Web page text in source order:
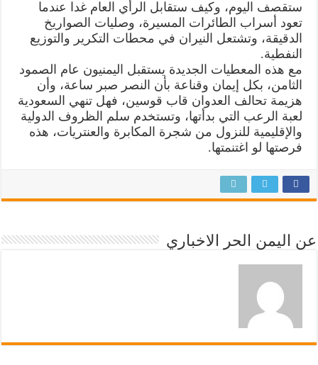
ستقصف اليوم، وكيف ستقابل الرأي العام غدا عندما
تعود أسراب الطائرات المسيرة، وصليات الصواريخ
الدقيقة، وتشتعل النيران في محطات التكرير والتوزيع
النفطية.
مع هذه المعطيات الجديدة يستقبل اليمنيون عام الصمود
الثامن، بكل إيمان وقناعة بأن النصر صبر ساعة، وأن
هزيمة تحالف العدوان قاب قوسين، فهل تنهي السعودية
لعبة الرعب التي بدأتها، وتستخدم سلم الظروف الدولية
والإقليمية للنزول من شجرة المكابرة والعنتريات، هذه
فرصتها لو اغتنمتها.
عن اليمن الحر الاخباري